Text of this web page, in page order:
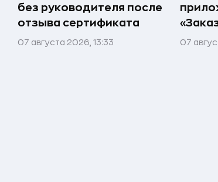
без руководителя после
отзыва сертификата
07 августа 2026, 13:33 07